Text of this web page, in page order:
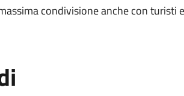
condivisione anche con turisti